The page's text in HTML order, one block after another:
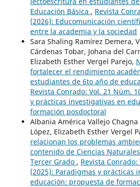
Educación Básica , Revista
(2026): Educomunicación
entre la academia y la sociedad
Sara Shaling Ramírez Demera,
Cárdenas Tobar, Johana del
Elizabeth Esther Vergel Parejo,
fortalecer el rendimiento
estudiantes de 6to año de
Revista Conrado: Vol. 21 Núm.
y prácticas investigativas en
formación posdoctoral
Albania América Vallejo
López, Elizabeth Esther Vergel
relacionan los problemas
contenido de Ciencias
Tercer Grado , Revista
(2025): Paradigmas y prácticas
educación: propuesta de